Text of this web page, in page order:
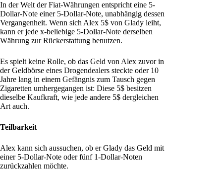
In der Welt der Fiat-Währungen entspricht eine 5-
Dollar-Note einer 5-Dollar-Note, unabhängig dessen
Vergangenheit. Wenn sich Alex 5$ von Glady leiht,
kann er jede x-beliebige 5-Dollar-Note derselben
Währung zur Rückerstattung benutzen.
Es spielt keine Rolle, ob das Geld von Alex zuvor in
der Geldbörse eines Drogendealers steckte oder 10
Jahre lang in einem Gefängnis zum Tausch gegen
Zigaretten umhergegangen ist: Diese 5$ besitzen
dieselbe Kaufkraft, wie jede andere 5$ dergleichen
Art auch.
Teilbarkeit
Alex kann sich aussuchen, ob er Glady das Geld mit
einer 5-Dollar-Note oder fünf 1-Dollar-Noten
zurückzahlen möchte.